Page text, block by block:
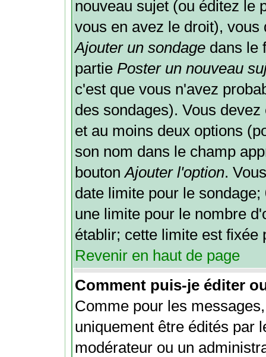
nouveau sujet (ou éditez le
vous en avez le droit),
Ajouter un sondage dans le
partie Poster un nouveau
c'est que vous n'avez
des sondages). Vous
et au moins deux options
son nom dans le champ
boutonAjouter l'option.
date limite pour le
une limite pour le nombre
établir; cette limite est
Revenir en haut de page
Comment puis-je éditer
Comme pour les
uniquement être édités par
modérateur ou un